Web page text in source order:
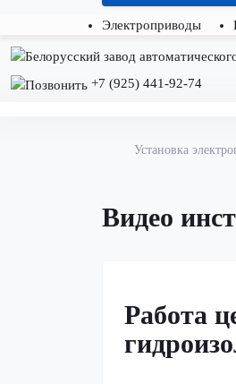
Электроприводы
+7 (925) 441-92-74
Установка
Видео
Работа